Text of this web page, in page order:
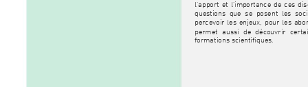
l’apport et l’importance de ces
questions que se posent les
percevoir les enjeux, pour les
permet aussi de découvrir
formations scientifiques.